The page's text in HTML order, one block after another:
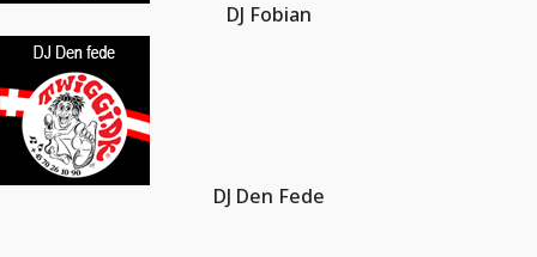
DJ Fobian
DJ Den Fede